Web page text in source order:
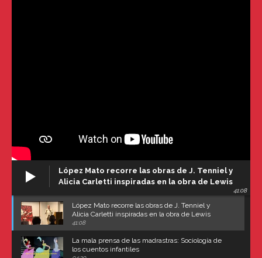
López Mato recorre las obras de J. Tenniel y
Alicia Carletti inspiradas en la obra de Lewis
41:08
López Mato recorre las obras de J. Tenniel y
Alicia Carletti inspiradas en la obra de Lewis
Carroll
41:08
La mala prensa de las madrastras: Sociología de
los cuentos infantiles